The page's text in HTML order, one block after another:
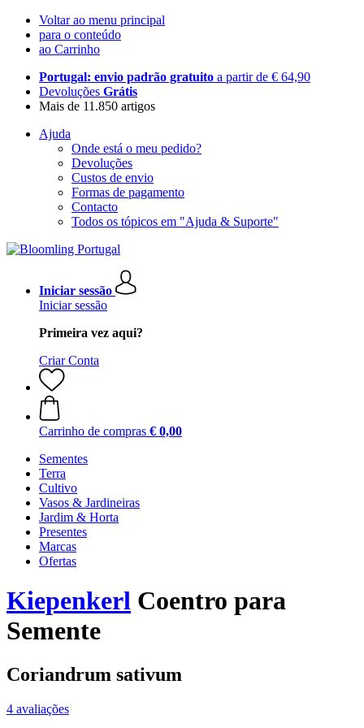
Voltar ao menu principal
para o conteúdo
ao Carrinho
Portugal: envio padrão gratuito a partir de € 64,90
Devoluções Grátis
Mais de 11.850 artigos
Ajuda
Onde está o meu pedido?
Devoluções
Custos de envio
Formas de pagamento
Contacto
Todos os tópicos em "Ajuda & Suporte"
Iniciar sessão
Iniciar sessão
Primeira vez aqui?
Criar Conta
Carrinho de compras € 0,00
Sementes
Terra
Cultivo
Vasos & Jardineiras
Jardim & Horta
Presentes
Marcas
Ofertas
Kiepenkerl Coentro para
Semente
Coriandrum sativum
4 avaliações